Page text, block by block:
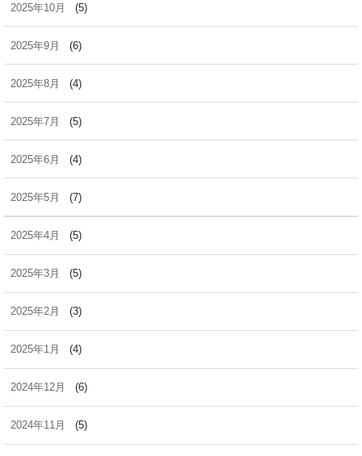
2025年10月 (5)
2025年9月 (6)
2025年8月 (4)
2025年7月 (5)
2025年6月 (4)
2025年5月 (7)
2025年4月 (5)
2025年3月 (5)
2025年2月 (3)
2025年1月 (4)
2024年12月 (6)
2024年11月 (5)